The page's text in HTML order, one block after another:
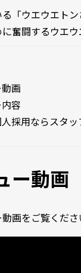
「ウエウエト
奮闘するウエ
画
容
採用ならスタッ
ー動画
画をご覧くださ